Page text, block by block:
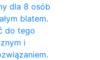
dla 8 osób
blatem.
do tego
i